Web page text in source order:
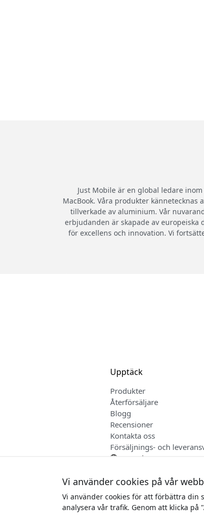
Just Mobile är en global ledare
MacBook. Våra produkter
tillverkade av aluminium. Vår
erbjudanden är skapade av
för excellens och innovation. Vi
Upptäck
Produkter
Återförsäljare
Blogg
Recensioner
Kontakta oss
Försäljnings- och
Svenska
Vi använder cookies på vår
Vi använder cookies för att förbättra din
analysera vår trafik. Genom att klicka